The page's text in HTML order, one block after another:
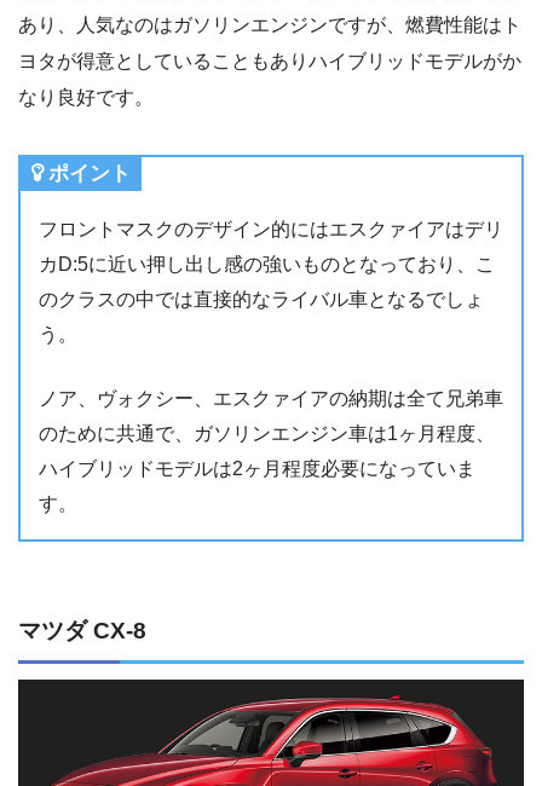
あり、人気なのはガソリンエンジンですが、燃費性能はト
ヨタが得意としていることもありハイブリッドモデルがか
なり良好です。
ポイント
フロントマスクのデザイン的にはエスクァイアはデリ
カD:5に近い押し出し感の強いものとなっており、こ
のクラスの中では直接的なライバル車となるでしょ
う。
ノア、ヴォクシー、エスクァイアの納期は全て兄弟車
のために共通で、ガソリンエンジン車は1ヶ月程度、
ハイブリッドモデルは2ヶ月程度必要になっていま
す。
マツダ CX-8